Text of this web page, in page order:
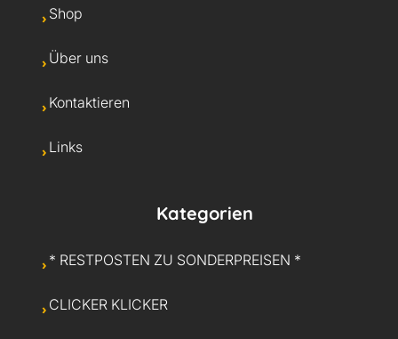
Shop
Über uns
Kontaktieren
Links
Kategorien
* RESTPOSTEN ZU SONDERPREISEN *
CLICKER KLICKER